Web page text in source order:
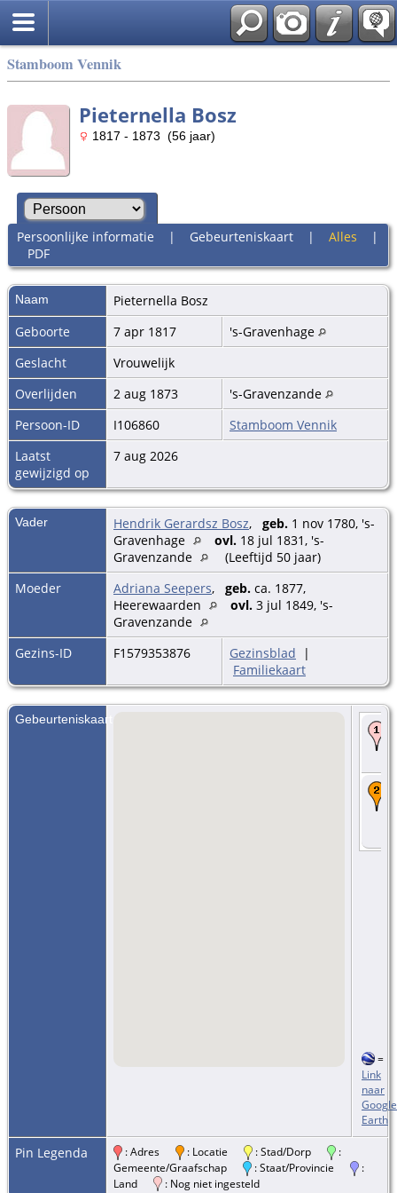
Stamboom Vennik
Pieternella Bosz
1817 - 1873 (56 jaar)
Persoonlijke informatie | Gebeurteniskaart| Alles |
PDF
Naam Pieternella Bosz
Geboorte
7 apr 1817
's-Gravenhage
Geslacht
Vrouwelijk
Overlijden
2 aug 1873
's-Gravenzande
Persoon-ID
I106860
Stamboom Vennik
Laatst
gewijzigd op
7 aug 2026
Vader Hendrik Gerardsz Bosz, geb. 1 nov 1780, 's-
Gravenhage
ovl. 18 jul 1831, 's-
Gravenzande
(Leeftijd 50 jaar)
Moeder
Adriana Seepers, geb. ca. 1877,
Heerewaarden
ovl. 3 jul 1849, 's-
Gravenzande
Gezins-ID
F1579353876 Gezinsblad |
Familiekaart
Gebeurteniskaart
=
Link
naar
Google
Earth
Pin Legenda : Adres : Locatie : Stad/Dorp
:
Gemeente/Graafschap
: Staat/Provincie
:
Land
: Nog niet ingesteld